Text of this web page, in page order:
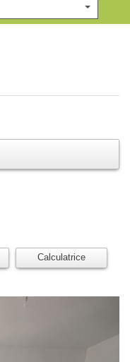
Calculatrice